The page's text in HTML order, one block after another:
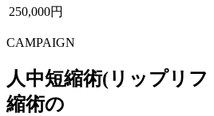
250,000円
CAMPAIGN
人中短縮術(リップリ
縮術の